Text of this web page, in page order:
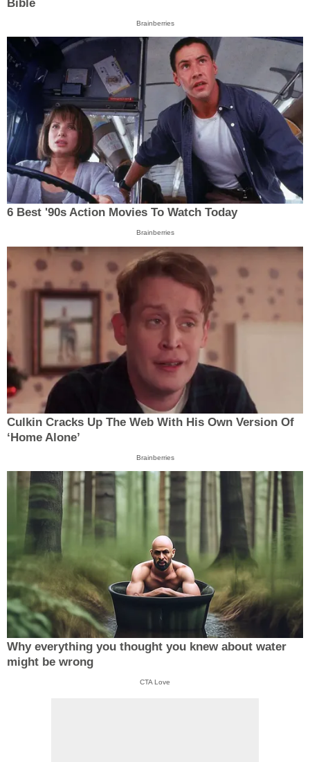
Bible
Brainberries
6 Best '90s Action Movies To Watch Today
Brainberries
Culkin Cracks Up The Web With His Own Version Of
‘Home Alone’
Brainberries
Why everything you thought you knew about water
might be wrong
CTA Love